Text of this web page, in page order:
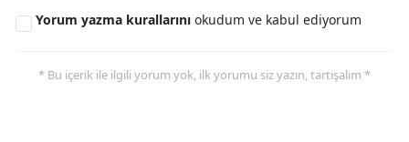
Yorum yazma kurallarını okudum ve kabul ediyorum
* Bu içerik ile ilgili yorum yok, ilk yorumu siz yazın, tartışalım *